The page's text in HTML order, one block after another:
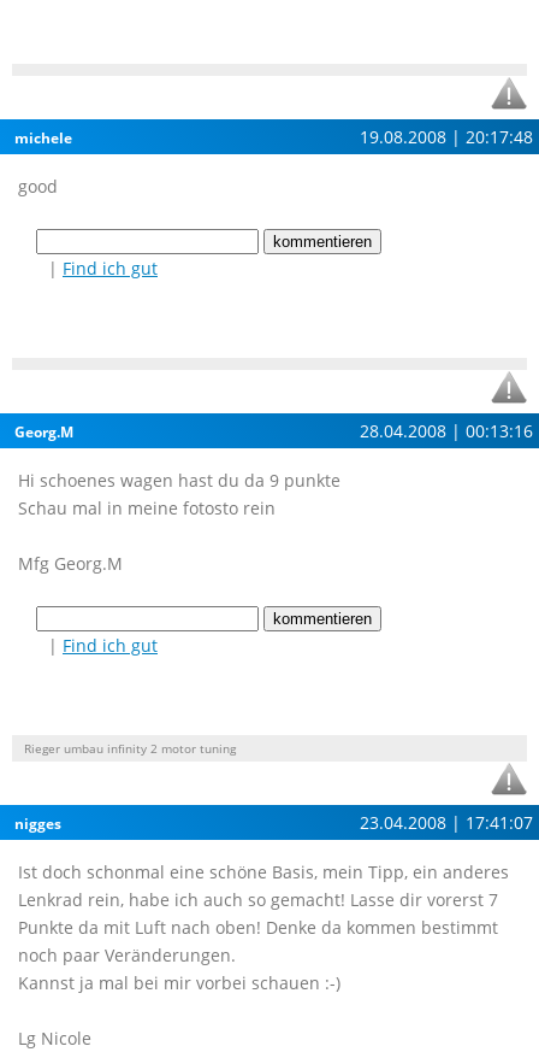
michele 19.08.2008 | 20:17:48
good
| Find ich gut
Georg.M 28.04.2008 | 00:13:16
Hi schoenes wagen hast du da 9 punkte
Schau mal in meine fotosto rein
Mfg Georg.M
| Find ich gut
Rieger umbau infinity 2 motor tuning
nigges 23.04.2008 | 17:41:07
Ist doch schonmal eine schöne Basis, mein Tipp, ein anderes
Lenkrad rein, habe ich auch so gemacht! Lasse dir vorerst 7
Punkte da mit Luft nach oben! Denke da kommen bestimmt
noch paar Veränderungen.
Kannst ja mal bei mir vorbei schauen :-)
Lg Nicole